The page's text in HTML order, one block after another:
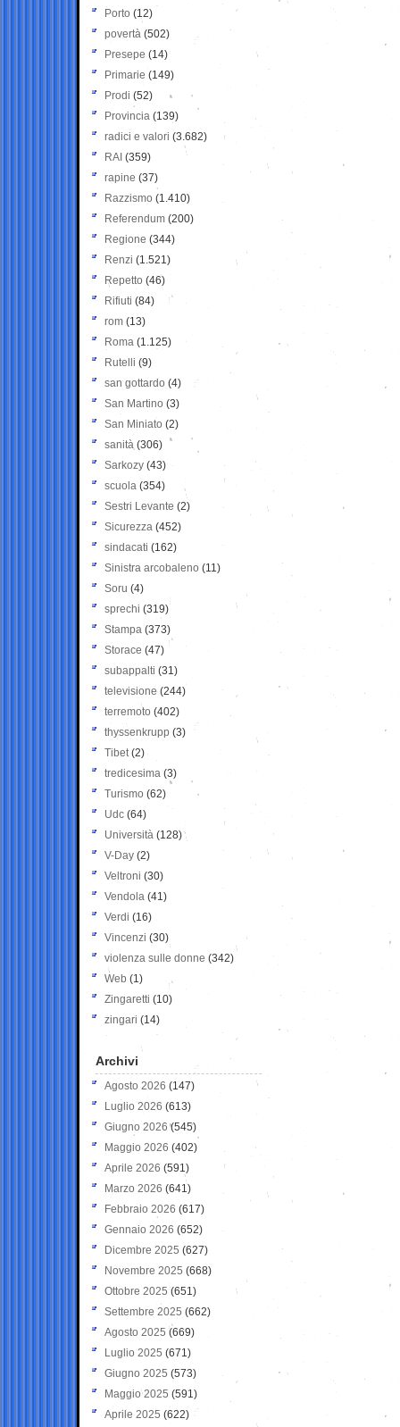
Porto (12)
povertà (502)
Presepe (14)
Primarie (149)
Prodi (52)
Provincia (139)
radici e valori (3.682)
RAI (359)
rapine (37)
Razzismo (1.410)
Referendum (200)
Regione (344)
Renzi (1.521)
Repetto (46)
Rifiuti (84)
rom (13)
Roma (1.125)
Rutelli (9)
san gottardo (4)
San Martino (3)
San Miniato (2)
sanità (306)
Sarkozy (43)
scuola (354)
Sestri Levante (2)
Sicurezza (452)
sindacati (162)
Sinistra arcobaleno (11)
Soru (4)
sprechi (319)
Stampa (373)
Storace (47)
subappalti (31)
televisione(244)
terremoto (402)
thyssenkrupp (3)
Tibet(2)
tredicesima (3)
Turismo (62)
Udc (64)
Università (128)
V-Day (2)
Veltroni (30)
Vendola (41)
Verdi (16)
Vincenzi (30)
violenza sulle donne (342)
Web (1)
Zingaretti (10)
zingari (14)
Archivi
Agosto 2026 (147)
Luglio 2026 (613)
Giugno 2026 (545)
Maggio 2026 (402)
Aprile 2026 (591)
Marzo 2026 (641)
Febbraio 2026 (617)
Gennaio 2026 (652)
Dicembre 2025 (627)
Novembre 2025 (668)
Ottobre 2025 (651)
Settembre 2025 (662)
Agosto 2025 (669)
Luglio 2025 (671)
Giugno 2025 (573)
Maggio 2025 (591)
Aprile 2025 (622)